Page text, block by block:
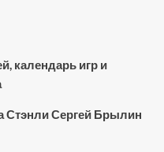
календарь игр и
Стэнли Сергей Брылин